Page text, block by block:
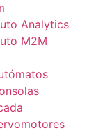
Analytics
M2M